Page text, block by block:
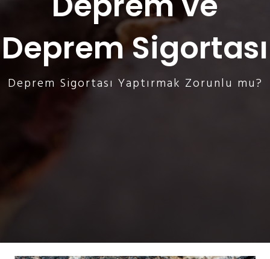
Deprem Sigortası
Deprem Sigortası Yaptırmak Zorunlu mu?